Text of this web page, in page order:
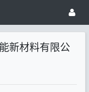
新材料有限公